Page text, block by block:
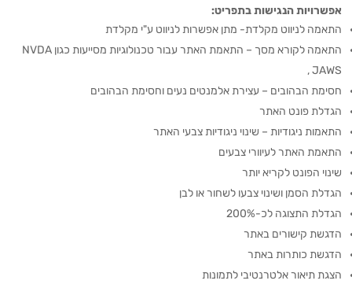
אפשרויות הנגישות בתפריט:
התאמה לניווט מקלדת- מתן אפשרות לניווט ע"י מקלדת
התאמה לקורא מסך – התאמת האתר עבור טכנולוגיות מסייעות כגון NVDA
, JAWS
חסימת הבהובים – עצירת אלמנטים נעים וחסימת הבהובים
הגדלת פונט האתר
התאמות ניגודיות – שינוי ניגודיות צבעי האתר
התאמת האתר לעיוורי צבעים
שינוי הפונט לקריא יותר
הגדלת הסמן ושינוי צבעו לשחור או לבן
הגדלת התצוגה לכ-200%
הדגשת קישורים באתר
הדגשת כותרות באתר
הצגת תיאור אלטרנטיבי לתמונות